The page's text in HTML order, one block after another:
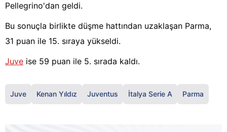
Pellegrino'dan geldi.
Bu sonuçla birlikte düşme hattından uzaklaşan Parma,
31 puan ile 15. sıraya yükseldi.
Juve ise 59 puan ile 5. sırada kaldı.
Juve Kenan Yıldız Juventus İtalya Serie A Parma